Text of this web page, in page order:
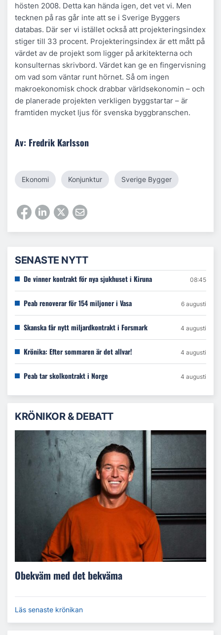
hösten 2008. Detta kan hända igen, det vet vi. Men
tecknen på ras går inte att se i Sverige Byggers
databas. Där ser vi istället också att projekteringsindex
stiger till 33 procent. Projekteringsindex är ett mått på
värdet av de projekt som ligger på arkitekterna och
konsulternas skrivbord. Värdet kan ge en fingervisning
om vad som väntar runt hörnet. Så om ingen
makroekonomisk chock drabbar världsekonomin – och
de planerade projekten verkligen byggstartar – är
framtiden mycket ljus för svenska byggbranschen.
Av: Fredrik Karlsson
Ekonomi Konjunktur Sverige Bygger
SENASTE NYTT
De vinner kontrakt för nya sjukhuset i Kiruna 08:45
Peab renoverar för 154 miljoner i Vasa 6 augusti
Skanska får nytt miljardkontrakt i Forsmark 4 augusti
Krönika: Efter sommaren är det allvar! 4 augusti
Peab tar skolkontrakt i Norge 4 augusti
KRÖNIKOR & DEBATT
Obekväm med det bekväma
Läs senaste krönikan